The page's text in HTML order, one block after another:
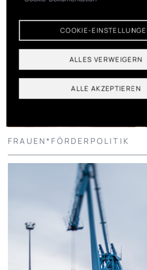
FRAUEN*FÖRDERPOLITIK
COOKIE-
ALLES VERWEIGERN
ALLE AKZEPTIEREN